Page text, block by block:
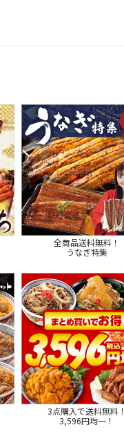
全商品送料無料！
うなぎ特集
3点購入で送料無料！
3,596円均一！